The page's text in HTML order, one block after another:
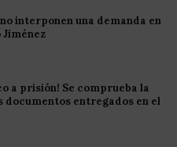
interponen una demanda en
a prisión! Se comprueba la
documentos entregados en el